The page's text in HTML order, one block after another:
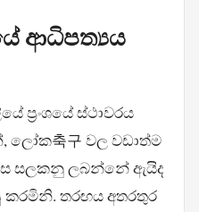
ආධිපත්‍යය
ප්‍රංශයේ ස්ථාවරය
ලෝක축구 වල වඩාත්ම
සලකනු ලබන්නේ ඇයිද
තරඟය අතරතුර